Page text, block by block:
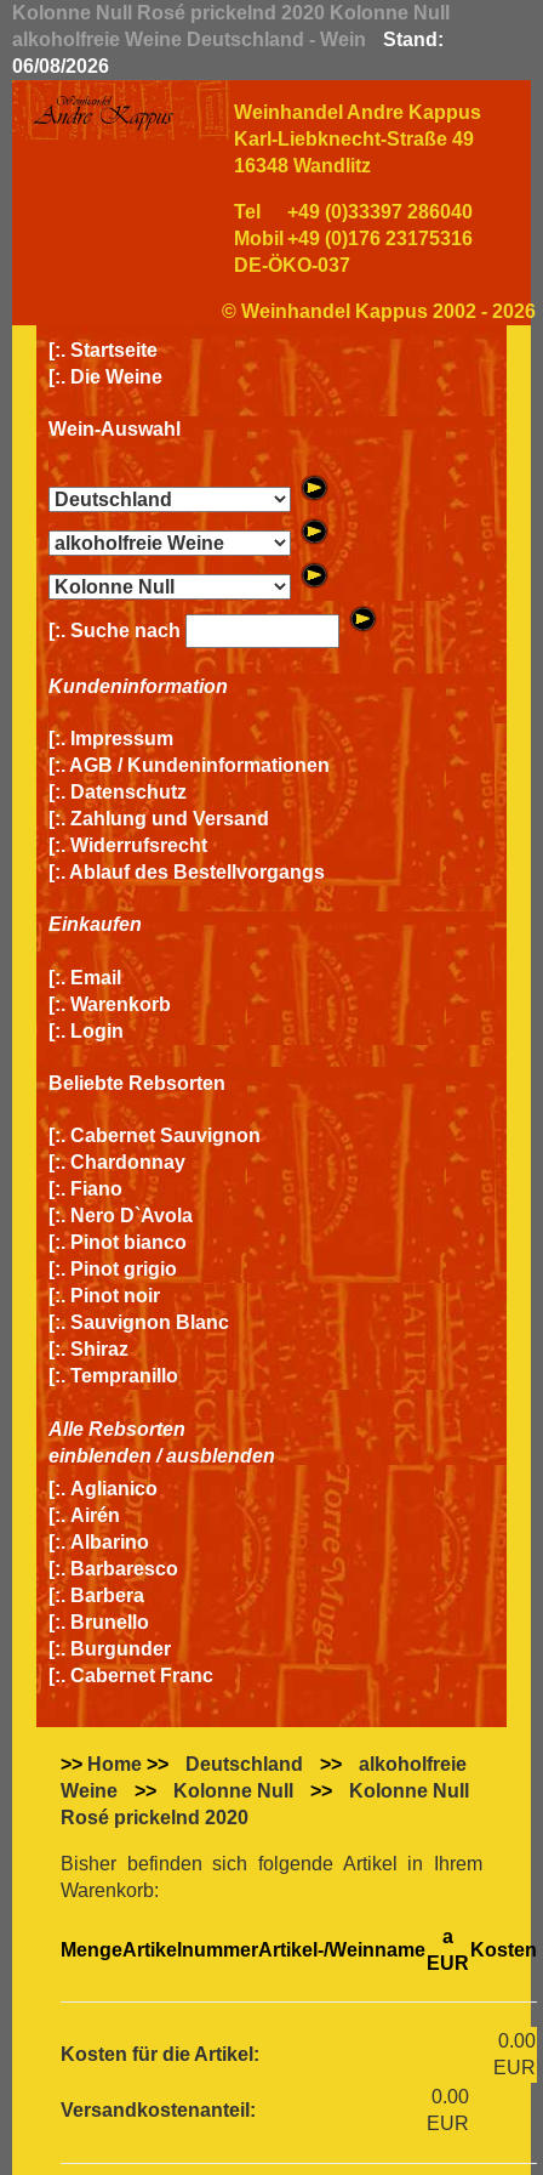
Kolonne Null Rosé prickelnd 2020 Kolonne Null
alkoholfreie Weine Deutschland - Wein
Stand:
06/08/2026
Weinhandel Andre Kappus
Karl-Liebknecht-Straße 49
16348 Wandlitz
Tel
+49 (0)33397 286040
Mobil +49 (0)176 23175316
DE-ÖKO-037
© Weinhandel Kappus 2002 - 2026
[:. Startseite
[:. Die Weine
Wein-Auswahl
[:. Suche nach
Kundeninformation
[:. Impressum
[:.AGB / Kundeninformationen
[:. Datenschutz
[:. Zahlung und Versand
[:. Widerrufsrecht
[:.Ablauf des Bestellvorgangs
Einkaufen
[:. Email
[:. Warenkorb
[:. Login
Beliebte Rebsorten
[:. Cabernet Sauvignon
[:. Chardonnay
[:. Fiano
[:. Nero D`Avola
[:. Pinot bianco
[:. Pinot grigio
[:. Pinot noir
[:. Sauvignon Blanc
[:. Shiraz
[:. Tempranillo
Alle Rebsorten
einblenden /ausblenden
[:. Aglianico
[:. Airén
[:. Albarino
[:. Barbaresco
[:. Barbera
[:. Brunello
[:. Burgunder
[:. Cabernet Franc
[:.
Cabernet Sauvignon
[:. Carignan
[:. Carmenère
[:. Chardonnay
[:. Chasselas
[:. Chiavennasca
[:. Cinsault
[:. Cortese
[:. Garganega
[:. Gavi
>> Home >> Deutschland >>
alkoholfreie
Weine
>> Kolonne Null >>
Kolonne Null
Rosé prickelnd 2020
Bisher befinden sich folgende Artikel in Ihrem
Warenkorb:
MengeArtikelnummerArtikel-/Weinname
a
EUR
Kosten
Kosten für die Artikel:
0.00
EUR
Versandkostenanteil:
0.00
EUR